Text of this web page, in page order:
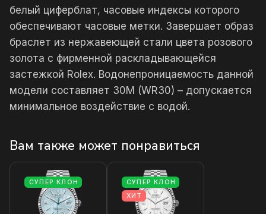
белый циферблат, часовые индексы которого
обеспечивают часовые метки. Завершает образ
браслет из нержавеющей стали цвета розового
золота с фирменной раскладывающейся
застежкой Rolex. Водонепроницаемость данной
модели составляет 30М (WR30) – допускается
минимальное воздействие с водой.
Вам также может понравиться
СУПЕР КЛОН
СУПЕР КЛОН
ХИТ